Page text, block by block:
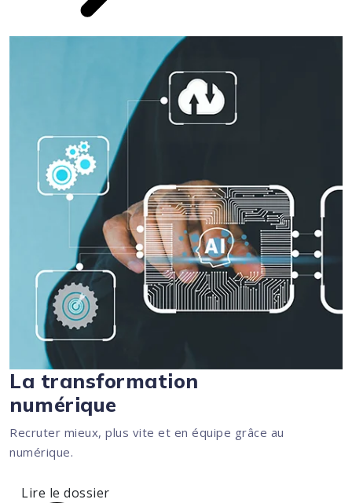
La transformation
numérique
Recruter mieux, plus vite et en équipe grâce au
numérique.
Lire le dossier